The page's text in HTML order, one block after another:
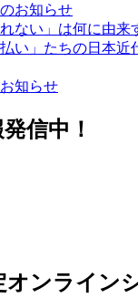
お知らせ
ない」は何に由来
い」たちの日本近
知らせ
信中！
オンライン